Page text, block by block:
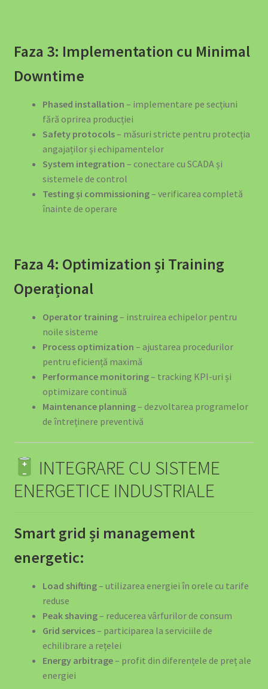
Faza 3: Implementation cu Minimal
Downtime
Phased installation – implementare pe secțiuni
fără oprirea producției
Safety protocols– măsuri stricte pentru protecția
angajaților și echipamentelor
System integration – conectare cu SCADA și
sistemele de control
Testing și commissioning– verificarea completă
înainte de operare
Faza 4: Optimization și Training
Operațional
Operator training– instruirea echipelor pentru
noile sisteme
Process optimization – ajustarea procedurilor
pentru eficiență maximă
Performance monitoring– tracking KPI-uri și
optimizare continuă
Maintenance planning– dezvoltarea programelor
de întreținere preventivă
INTEGRARE CU SISTEME
ENERGETICE INDUSTRIALE
Smart grid și management
energetic:
Load shifting– utilizarea energiei în orele cu tarife
reduse
Peak shaving– reducerea vârfurilor de consum
Grid services– participarea la serviciile de
echilibrare a rețelei
Energy arbitrage– profit din diferențele de preț ale
energiei